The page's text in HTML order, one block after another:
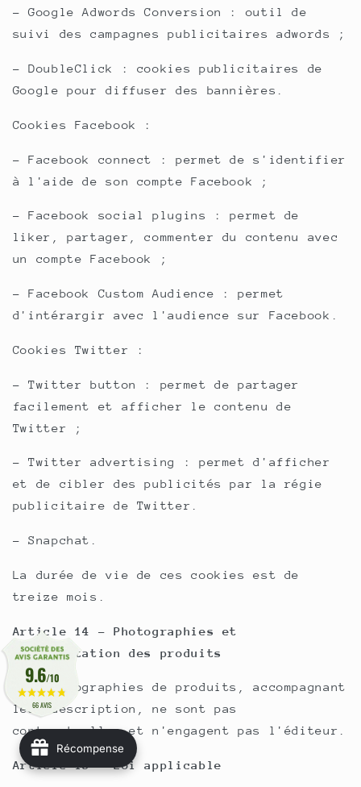
- Google Adwords Conversion : outil de
suivi des campagnes publicitaires adwords ;
- DoubleClick : cookies publicitaires de
Google pour diffuser des bannières.
Cookies Facebook :
- Facebook connect : permet de s'identifier
à l'aide de son compte Facebook ;
- Facebook social plugins : permet de
liker, partager, commenter du contenu avec
un compte Facebook ;
- Facebook Custom Audience : permet
d'intérargir avec l'audience sur Facebook.
Cookies Twitter :
- Twitter button : permet de partager
facilement et afficher le contenu de
Twitter ;
- Twitter advertising : permet d'afficher
et de cibler des publicités par la régie
publicitaire de Twitter.
- Snapchat.
La durée de vie de ces cookies est de
treize mois.
Article 14 - Photographies et
représentation des produits
Les photographies de produits, accompagnant
leur description, ne sont pas
contractuelles et n'engagent pas l'éditeur.
Article 15 - Loi applicable
Récompense
9.6/10
66 AVIS